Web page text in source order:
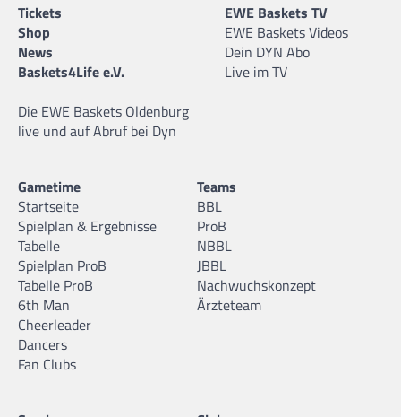
Tickets
Shop
News
Baskets4Life e.V.
Die EWE Baskets Oldenburg
live und auf Abruf bei Dyn
EWE Baskets TV
EWE Baskets Videos
Dein DYN Abo
Live im TV
Gametime
Startseite
Spielplan & Ergebnisse
Tabelle
Spielplan ProB
Tabelle ProB
6th Man
Cheerleader
Dancers
Fan Clubs
Teams
BBL
ProB
NBBL
JBBL
Nachwuchskonzept
Ärzteteam